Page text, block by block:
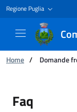
Regione Puglia
Ti trovi in:
Home / Domande
Faq